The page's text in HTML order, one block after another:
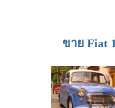
ขาย Fiat